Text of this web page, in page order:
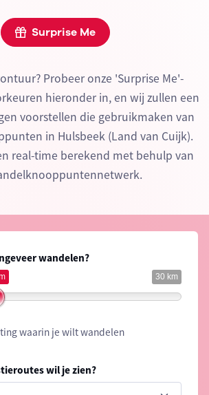
Surprise Me
Probeer onze 'Surprise Me'-
hieronder in, en wij zullen een
voorstellen die gebruikmaken van
in Hulsbeek (Land van Cuijk).
real-time berekend met behulp van
wandelen?
30 km
waarin je wilt wandelen
wil je zien?